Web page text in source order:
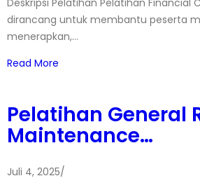
Deskripsi Pelatihan Pelatihan Financial
dirancang untuk membantu peserta
menerapkan,…
Read More
Pelatihan General
Maintenance…
Juli 4, 2025/